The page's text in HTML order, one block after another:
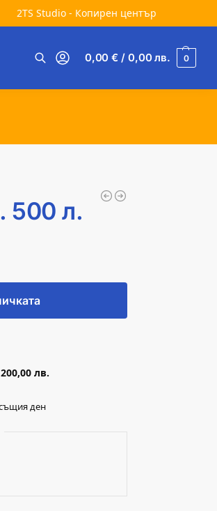
2TS Studio - Копирен център
0,00€ / 0,00лв. 0
500 л.
лв.
ден